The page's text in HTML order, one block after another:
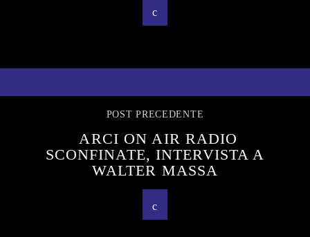
POST PRECEDENTE
ARCI ON AIR RADIO
SCONFINATE, INTERVISTA A
WALTER MASSA